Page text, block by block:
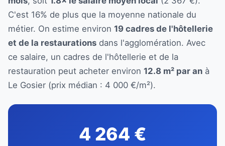
C'est 16% de plus que la moyenne nationale du
métier. On estime environ 19 cadres de l'hôtellerie
et de la restaurations dans l'agglomération. Avec
ce salaire, un cadres de l'hôtellerie et de la
restauration peut acheter environ 12.8 m² par an à
Le Gosier (prix médian : 4 000 €/m²).
4 264 €